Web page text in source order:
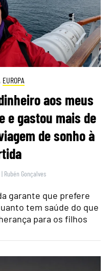
EUROPA
aos meus
e gastou mais de
de sonho à
| Rubén Gonçalves
garante que prefere
tem saúde do que
para os filhos